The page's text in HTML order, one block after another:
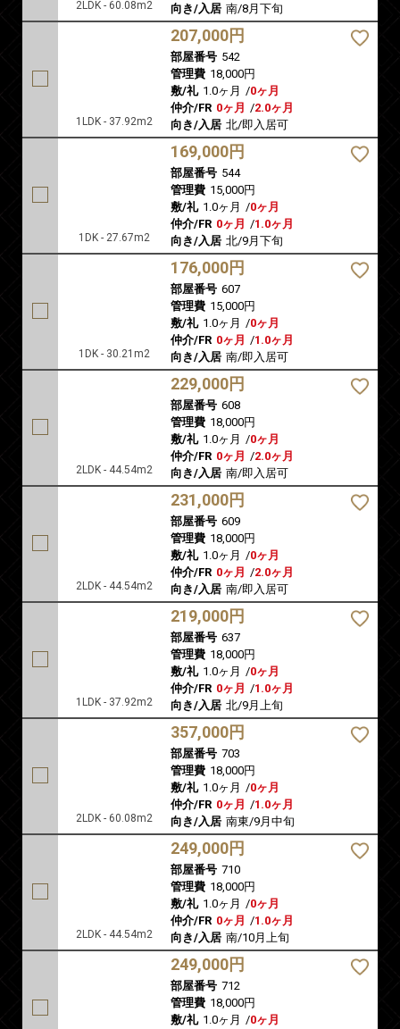
2LDK - 60.08m2 向き/入居 南/8月下旬
1LDK - 37.92m2
207,000円
部屋番号 542
管理費 18,000円
敷/礼 1.0ヶ月 /0ヶ月
仲介/FR 0ヶ月 /2.0ヶ月
向き/入居 北/即入居可
1DK - 27.67m2
169,000円
部屋番号 544
管理費 15,000円
敷/礼 1.0ヶ月 /0ヶ月
仲介/FR 0ヶ月 /1.0ヶ月
向き/入居 北/9月下旬
1DK - 30.21m2
176,000円
部屋番号 607
管理費 15,000円
敷/礼 1.0ヶ月 /0ヶ月
仲介/FR 0ヶ月 /1.0ヶ月
向き/入居 南/即入居可
2LDK - 44.54m2
229,000円
部屋番号 608
管理費 18,000円
敷/礼 1.0ヶ月 /0ヶ月
仲介/FR 0ヶ月 /2.0ヶ月
向き/入居 南/即入居可
2LDK - 44.54m2
231,000円
部屋番号 609
管理費 18,000円
敷/礼 1.0ヶ月 /0ヶ月
仲介/FR 0ヶ月 /2.0ヶ月
向き/入居 南/即入居可
1LDK - 37.92m2
219,000円
部屋番号 637
管理費 18,000円
敷/礼 1.0ヶ月 /0ヶ月
仲介/FR 0ヶ月 /1.0ヶ月
向き/入居 北/9月上旬
2LDK - 60.08m2
357,000円
部屋番号 703
管理費 18,000円
敷/礼 1.0ヶ月 /0ヶ月
仲介/FR 0ヶ月 /1.0ヶ月
向き/入居 南東/9月中旬
2LDK - 44.54m2
249,000円
部屋番号 710
管理費 18,000円
敷/礼 1.0ヶ月 /0ヶ月
仲介/FR 0ヶ月 /1.0ヶ月
向き/入居 南/10月上旬
249,000円
部屋番号 712
管理費 18,000円
敷/礼 1.0ヶ月 /0ヶ月